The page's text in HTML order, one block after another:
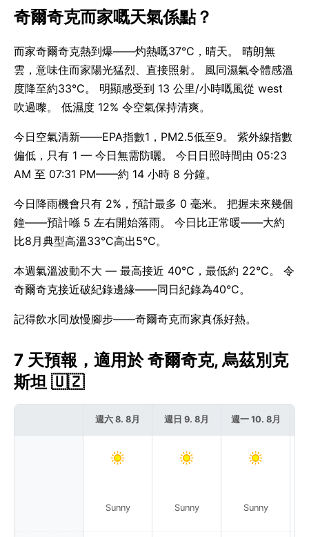
奇爾奇克而家嘅天氣係點？
而家奇爾奇克熱到爆——灼熱嘅37°C，晴天。 晴朗無
雲，意味住而家陽光猛烈、直接照射。 風同濕氣令體感溫
度降至約33°C。 明顯感受到 13 公里/小時嘅風從 west
吹過嚟。 低濕度 12% 令空氣保持清爽。
今日空氣清新——EPA指數1，PM2.5低至9。 紫外線指數
偏低，只有 1 — 今日無需防曬。 今日日照時間由 05:23
AM 至 07:31 PM——約 14 小時 8 分鐘。
今日降雨機會只有 2%，預計最多 0 毫米。 把握未來幾個
鐘——預計喺 5 左右開始落雨。 今日比正常暖——大約
比8月典型高溫33°C高出5°C。
本週氣溫波動不大 — 最高接近 40°C，最低約 22°C。 令
奇爾奇克接近破紀錄邊緣——同日紀錄為40°C。
記得飲水同放慢腳步——奇爾奇克而家真係好熱。
7 天預報，適用於 奇爾奇克, 烏茲別克
斯坦 🇺🇿
週六 8. 8月
Sunny
週日 9. 8月
Sunny
週一 10. 8月
Sunny